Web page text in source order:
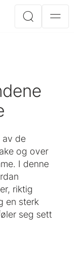
av de
og over
I denne
riktig
en sterk
seg sett